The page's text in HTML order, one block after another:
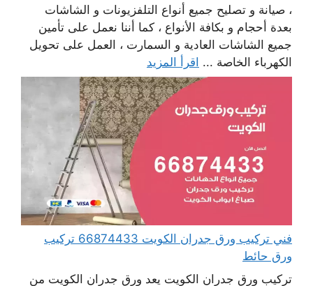
، صيانة و تصليح جميع أنواع التلفزيونات و الشاشات
بعدة أحجام و بكافة الأنواع ، كما أننا نعمل على تأمين
جميع الشاشات العادية و السمارت ، العمل على تحويل
الكهرباء الخاصة ... اقرأ المزيد
فني تركيب ورق جدران الكويت 66874433 تركيب
ورق حائط
تركيب ورق جدران الكويت يعد ورق جدران الكويت من